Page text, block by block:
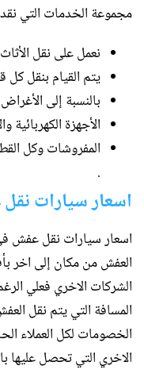
مجموعة الخدمات التي
نعمل على نقل
يتم القيام بنقل كل
بالنسبة إلى
الأجهزة
المفروشات وكل
.
اسعار سيارات
اسعار سيارات نقل عفش
العفش من مكان إلى اخر
الشركات الاخري فعلي
المسافة التي يتم نقل
الخصومات لكل العملاء
الاخري التي تحصل عليها